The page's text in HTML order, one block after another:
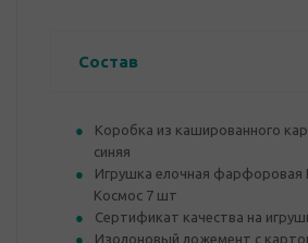
Состав
Коробка из кашированного
синяя
Игрушка елочная фарфоровая
Космос 7 шт
Сертификат качества на
Изолоновый ложемент с